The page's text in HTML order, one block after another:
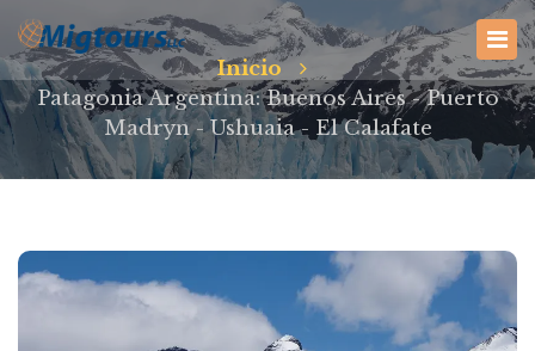
Inicio
Patagonia Argentina: Buenos Aires - Puerto
Madryn - Ushuaia - El Calafate